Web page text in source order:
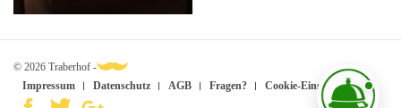
© 2026 Traberhof -
Impressum
Datenschutz AGB Fragen? Cookie-Einstellungen